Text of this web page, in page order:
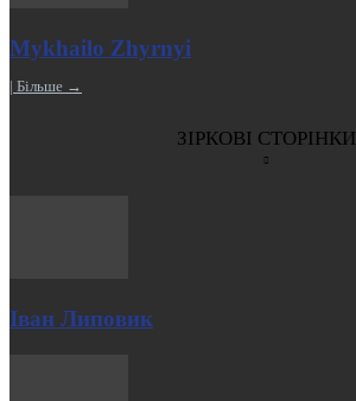
Mykhailo Zhyrnyi
| Більше →
ЗІРКОВІ СТОРІНКИ
Іван Липовик